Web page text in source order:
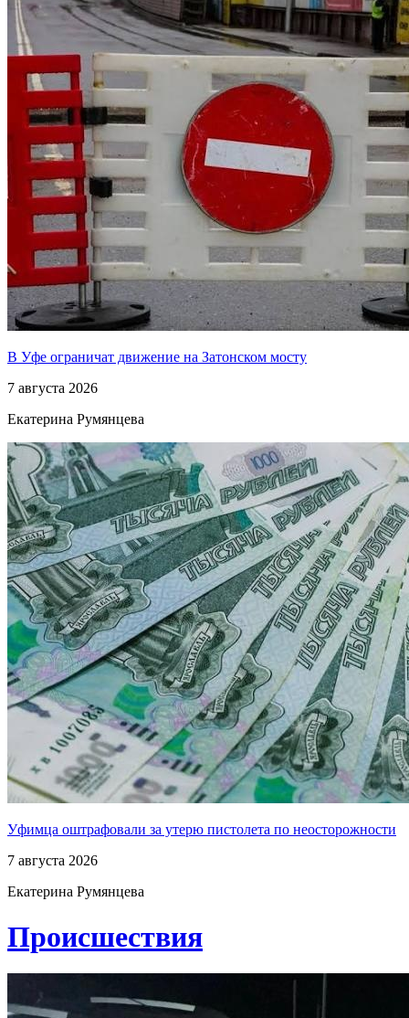
В Уфе ограничат движение на Затонском мосту
7 августа 2026
Екатерина Румянцева
Уфимца оштрафовали за утерю пистолета по неосторожности
7 августа 2026
Екатерина Румянцева
Проиcшествия